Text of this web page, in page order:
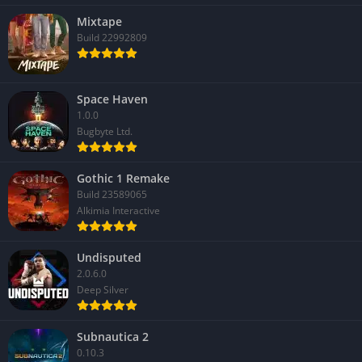
gestione costante delle risorse.
Alcune animazioni e texture minori possono sembrare meno
curate rispetto al resto del comparto visivo.
Mixtape
Build 22992809
Space Haven
1.0.0
Bugbyte Ltd.
Gothic 1 Remake
Build 23589065
Alkimia Interactive
Undisputed
2.0.6.0
Deep Silver
Subnautica 2
0.10.3